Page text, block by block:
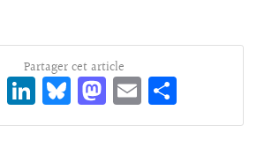
Partager cet article
Fa
ce
Li
n
Bl
ue
M
as
E
m rt